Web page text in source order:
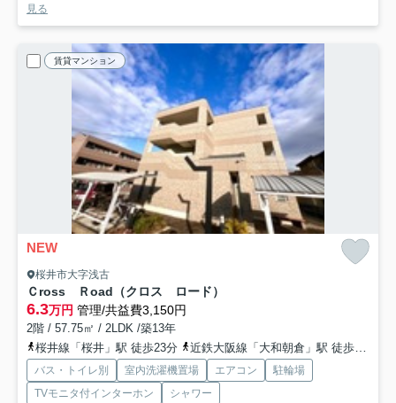
見る
賃貸マンション
NEW
桜井市大字浅古
Ｃross Ｒoad（クロス ロード）
6.3万円 管理/共益費3,150円
2階 / 57.75㎡ / 2LDK /築13年
桜井線「桜井」駅 徒歩23分
近鉄大阪線「大和朝倉」駅 徒歩37分
バス・トイレ別 室内洗濯機置場 エアコン
駐輪場
TVモニタ付インターホン
シャワー